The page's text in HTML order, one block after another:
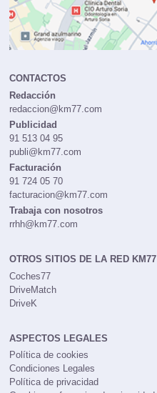
CONTACTOS
Redacción
redaccion@km77.com
Publicidad
91 513 04 95
publi@km77.com
Facturación
91 724 05 70
facturacion@km77.com
Trabaja con nosotros
rrhh@km77.com
OTROS SITIOS DE LA RED KM77
Coches77
DriveMatch
DriveK
ASPECTOS LEGALES
Política de cookies
Condiciones Legales
Política de privacidad